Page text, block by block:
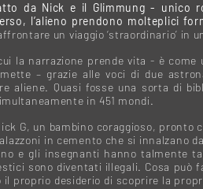
da Nick e il Glimmung -
l’alieno prendono molteplici
un viaggio ‘straordinario’ in
cui la narrazione prende vita - è
– grazie alle voci di due
aliene. Quasi fosse una sorta di
in 451 mondi.
G, un bambino coraggioso,
in cemento che si innalzano
e gli insegnanti hanno talmente
sono diventati illegali. Cosa
il proprio desiderio di scoprire la